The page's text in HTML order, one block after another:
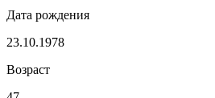
Дата рождения
23.10.1978
Возраст